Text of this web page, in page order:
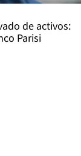
de activos:
Parisi